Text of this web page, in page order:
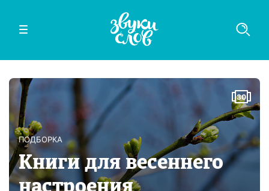
30
ПОДБОРКА
Книги для весеннего